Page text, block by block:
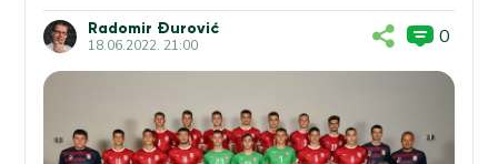
Radomir Đurović
18.06.2022. 21:00 0